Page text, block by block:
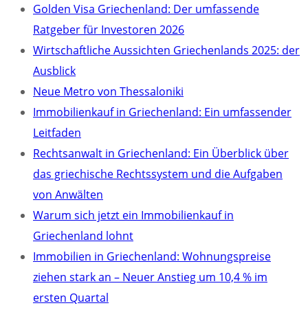
Golden Visa Griechenland: Der umfassende
Ratgeber für Investoren 2026
Wirtschaftliche Aussichten Griechenlands 2025: der
Ausblick
Neue Metro von Thessaloniki
Immobilienkauf in Griechenland: Ein umfassender
Leitfaden
Rechtsanwalt in Griechenland: Ein Überblick über
das griechische Rechtssystem und die Aufgaben
von Anwälten
Warum sich jetzt ein Immobilienkauf in
Griechenland lohnt
Immobilien in Griechenland: Wohnungspreise
ziehen stark an – Neuer Anstieg um 10,4 % im
ersten Quartal